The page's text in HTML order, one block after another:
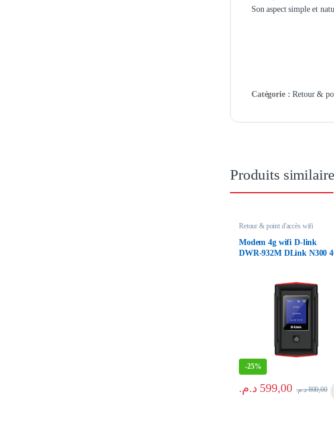
Son aspect simple et
Catégorie :Retour &
Produits
Retour & point d'accès wifi
Modem 4g wifi D-link
DWR‑932M DLink N300
-25%
599,00 د.م. 800,00 د.م.